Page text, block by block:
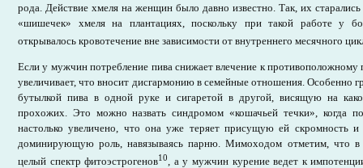
рода. Действие хмеля на женщин было давно известно. Так, их старались
«шишечек» хмеля на плантациях, поскольку при такой работе у
открывалось кровотечение вне зависимости от внутреннего месячного
Если у мужчин потребление пива снижает влечение к
увеличивает, что вносит дисгармонию в семейные отношения. Особенно
бутылкой пива в одной руке и сигаретой в другой, висящую на
прохожих. Это можно назвать синдромом «кошачьей течки», когда
настолько увеличено, что она уже теряет присущую ей скромность и
доминирующую роль, навязываясь парню. Мимоходом отметим, что
целый спектр фитоэстрогенов10
, а у мужчин курение ведет к